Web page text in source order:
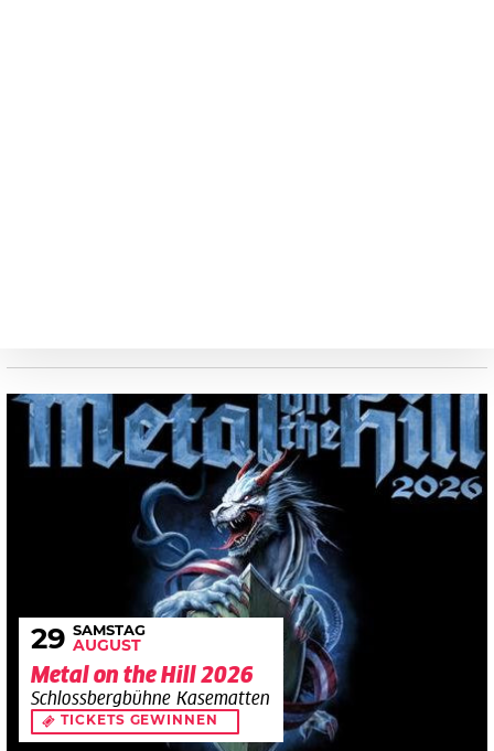
29 SAMSTAG
AUGUST
Metal on the Hill 2026
Schlossbergbühne Kasematten
TICKETS GEWINNEN